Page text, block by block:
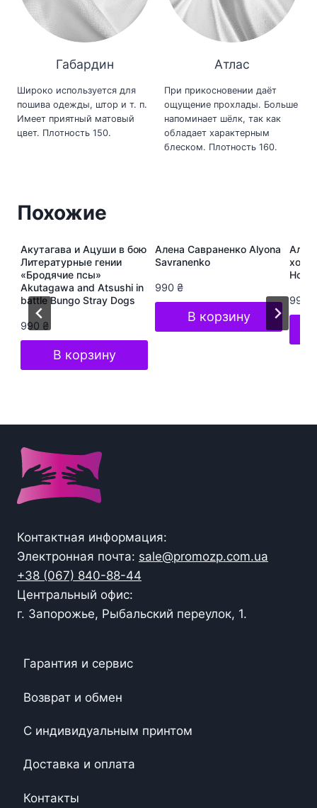
Габардин
Широко используется для
пошива одежды, штор и т. п.
Имеет приятный матовый
цвет. Плотность 150.
Атлас
При прикосновении даёт
ощущение прохлады. Больше
напоминает шёлк, так как
обладает характерным
блеском. Плотность 160.
Похожие
Акутагава и Ацуши в бою
Литературные гении
«Бродячие псы»
Akutagawa and Atsushi in
battle Bungo Stray Dogs
990 ₴
В корзину
Алена Савраненко Alyona
Savranenko
990 ₴
В корзину
хоп
Hop
990
Контактная информация:
Электронная почта: sale@promozp.com.ua
+38 (067) 840-88-44
Центральный офис:
г. Запорожье, Рыбальский переулок, 1.
Гарантия и сервис
Возврат и обмен
С индивидуальным принтом
Доставка и оплата
Контакты